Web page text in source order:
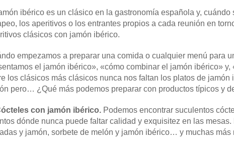
ibérico es un clásico en la gastronomía española y,
los aperitivos o los entrantes propios a cada reunión en
clásicos con jamón ibérico.
empezamos a preparar una comida o cualquier menú para
el jamón ibérico», «cómo combinar el jamón ibérico»
los clásicos más clásicos nunca nos faltan los platos de
pero… ¿Qué más podemos preparar con productos típicos y
con jamón ibérico. Podemos encontrar suculentos
dónde nunca puede faltar calidad y exquisitez en las
y jamón, sorbete de melón y jamón ibérico… y muchas